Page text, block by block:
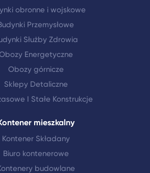
obronne i wojskowe
Przemysłowe
Służby Zdrowia
Energetyczne
Obozy górnicze
Sklepy Detaliczne
I Stałe Konstrukcje
mieszkalny
Kontener Składany
Biuro kontenerowe
budowlane